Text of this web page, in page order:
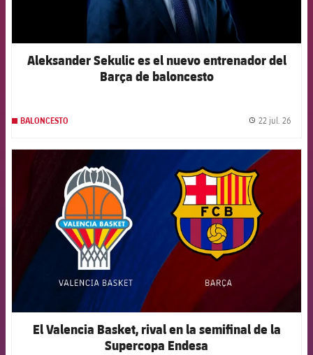
Aleksander Sekulic es el nuevo entrenador del
Barça de baloncesto
BALONCESTO 22 jul. 26
El Valencia Basket, rival en la semifinal de la
Supercopa Endesa